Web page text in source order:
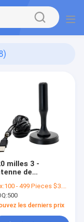
milles 3 -
de
Digital TVHD
la polarisation
linéaire
100 - 499 Pieces $3.10 500 - 999 Pieces $2.90 1000 - 2999 Pieces $2.70 >=3000 Pieces $2.50
500
les derniers prix